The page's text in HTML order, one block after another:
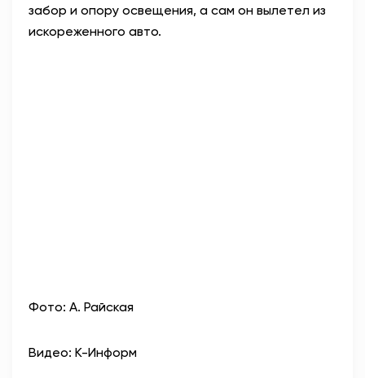
забор и опору освещения, а сам он вылетел из
искореженного авто.
Фото: А. Райская
Видео: К-Информ